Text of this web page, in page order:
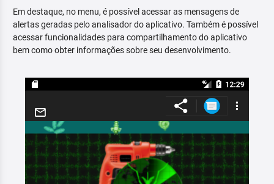
Em destaque, no menu, é possível acessar as mensagens de
alertas geradas pelo analisador do aplicativo. Também é possível
acessar funcionalidades para compartilhamento do aplicativo
bem como obter informações sobre seu desenvolvimento.